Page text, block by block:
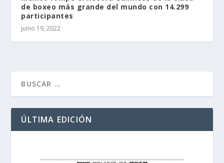
de boxeo más grande del mundo con 14.299
participantes
junio 19, 2022
ÚLTIMA EDICIÓN